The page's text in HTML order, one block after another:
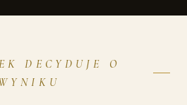
DECYDUJE O